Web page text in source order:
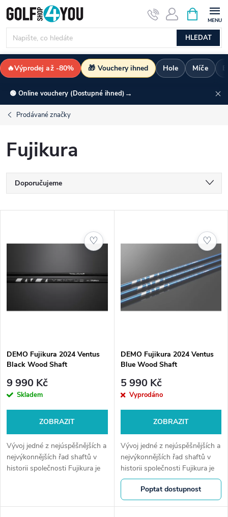
Přejít
na
obsah
HLEDAT
NÁKUPNÍ
KOŠÍK
🔥Výprodej až -80% 🎁 Vouchery ihned Hole Míče
🟢 Online vouchery (Dostupné ihned) →
Prodávané značky
Fujikura
Ř
a
z
n
í
r
o
d
u
k
Doporučujeme
Nejprodávanější
ý
p
p
r
o
u
k
t
DEMO Fujikura 2024 Ventus
Black Wood Shaft
9 990 Kč
Skladem
ZOBRAZIT
Vývoj jedné z nejúspěšnějších a
nejvýkonnějších řad shaftů v
historii společnosti Fujikura je
♡
DEMO Fujikura 2024 Ventus
Blue Wood Shaft
5 990 Kč
Vyprodáno
ZOBRAZIT
Vývoj jedné z nejúspěšnějších a
nejvýkonnějších řad shaftů v
historii společnosti Fujikura je
tu, aby opět změnil hru. Zcela
nová řada 2024 VENTUS je
obohacena o novou...
Poptat dostupnost
♡